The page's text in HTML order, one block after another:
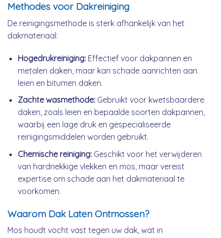
Methodes voor Dakreiniging
De reinigingsmethode is sterk afhankelijk van het
dakmateriaal:
Hogedrukreiniging:Effectief voor dakpannen en
metalen daken, maar kan schade aanrichten aan
leien en bitumen daken.
Zachte wasmethode:Gebruikt voor kwetsbaardere
daken, zoals leien en bepaalde soorten dakpannen,
waarbij een lage druk en gespecialiseerde
reinigingsmiddelen worden gebruikt.
Chemische reiniging:Geschikt voor het verwijderen
van hardnekkige vlekken en mos, maar vereist
expertise om schade aan het dakmateriaal te
voorkomen.
Waarom Dak Laten Ontmossen?
Mos houdt vocht vast tegen uw dak, wat in